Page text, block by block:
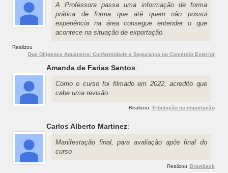
A Professora passa uma informação de forma
prática de forma que até quem não possui
experiência na área consegue entender o que
acontece na situação de exportação.
Realizou
Due Diligence Aduaneira: Conformidade e Segurança no Comércio Exterior
Amanda de Farias Santos:
Como o curso foi filmado em 2022, acredito que
cabe uma revisão.
Realizou Tributação na importação
Carlos Alberto Martinez:
Manifestação final, para avaliação após final do
curso
Realizou Drawback